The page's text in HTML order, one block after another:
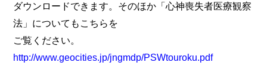
ダウンロードできます。そのほか「心神喪失者医療観察
法」についてもこちらを
ご覧ください。
http://www.geocities.jp/jngmdp/PSWtouroku.pdf